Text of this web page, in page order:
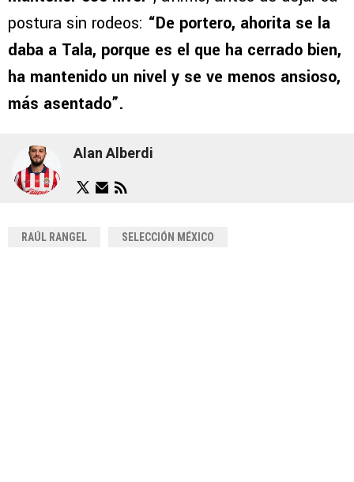
postura sin rodeos: “De portero, ahorita se la
daba a Tala, porque es el que ha cerrado bien,
ha mantenido un nivel y se ve menos ansioso,
más asentado”.
Alan Alberdi
RAÚL RANGEL SELECCIÓN MÉXICO